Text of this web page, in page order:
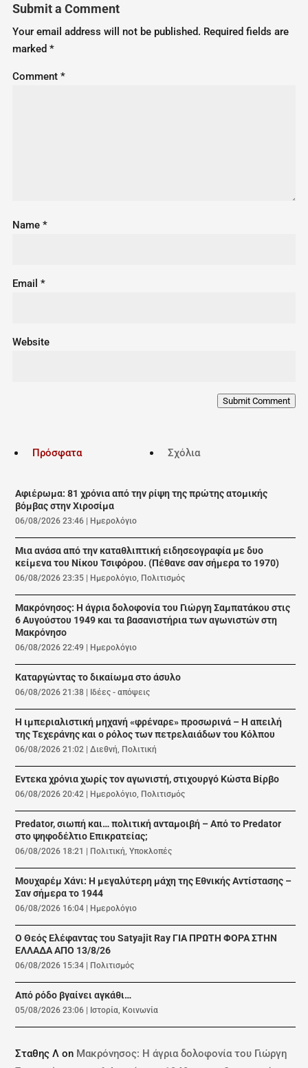
Submit a Comment
Your email address will not be published. Required fields are
marked *
Comment *
Name *
Email *
Website
Submit Comment
Πρόσφατα Σχόλια
Αφιέρωμα: 81 χρόνια από την ρίψη της πρώτης ατομικής
βόμβας στην Χιροσίμα
06/08/2026 23:46 | Ημερολόγιο
Μια ανάσα από την καταθλιπτική ειδησεογραφία με δυο
κείμενα του Νίκου Τσιφόρου. (Πέθανε σαν σήμερα το 1970)
06/08/2026 23:35 | Ημερολόγιο Πολιτισμός
Μακρόνησος: Η άγρια δολοφονία του Γιώργη Σαμπατάκου στις
6 Αυγούστου 1949 και τα βασανιστήρια των αγωνιστών στη
Μακρόνησο
06/08/2026 22:49 | Ημερολόγιο
Καταργώντας το δικαίωμα στο άσυλο
06/08/2026 21:38 | Ιδέες - απόψεις
Η ιμπεριαλιστική μηχανή «φρέναρε» προσωρινά – Η απειλή
της Τεχεράνης και ο ρόλος των πετρελαιάδων του Κόλπου
06/08/2026 21:02 |Διεθνή Πολιτική
Εντεκα χρόνια χωρίς τον αγωνιστή, στιχουργό Κώστα Βίρβο
06/08/2026 20:42 | Ημερολόγιο Πολιτισμός
Predator, σιωπή και… πολιτική ανταμοιβή – Από το Predator
στο ψηφοδέλτιο Επικρατείας;
06/08/2026 18:21 | Πολιτική ,Υποκλοπές
Μουχαρέμ Χάνι: Η μεγαλύτερη μάχη της Εθνικής Αντίστασης –
Σαν σήμερα το 1944
06/08/2026 16:04 | Ημερολόγιο
Ο Θεός Ελέφαντας του Satyajit Ray ΓΙΑ ΠΡΩΤΗ ΦΟΡΑ ΣΤΗΝ
ΕΛΛΑΔΑ ΑΠΟ 13/8/26
06/08/2026 15:34 | Πολιτισμός
Από ρόδο βγαίνει αγκάθι…
05/08/2026 23:06 | Ιστορία Κοινωνία
Σταθης Λ on Μακρόνησος: Η άγρια δολοφονία του Γιώργη